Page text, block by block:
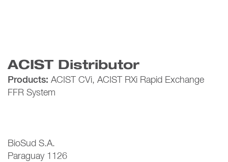
ACIST Distributor
Products: ACIST CVi, ACIST RXi Rapid Exchange
FFR System
BioSud S.A.
Paraguay 1126